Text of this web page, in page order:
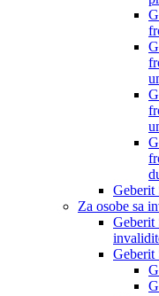
Geberit
Za osobe sa
Geberit
Geberit